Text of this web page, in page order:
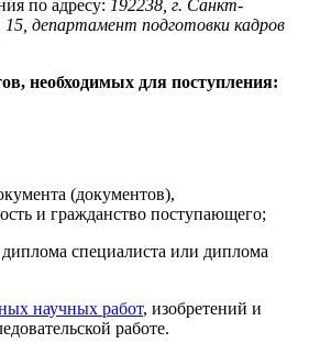
по адресу: 192238, г. Санкт-
департамент подготовки кадров
необходимых для поступления:
(документов),
и гражданство поступающего;
специалиста или диплома
научных работ, изобретений и
работе.